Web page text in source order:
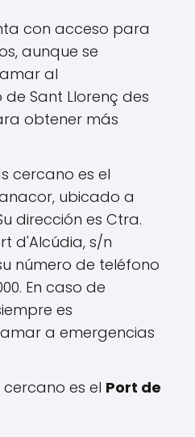
con acceso para
aunque se
al
Sant Llorenç des
obtener más
cercano es el
ubicado a
dirección es Ctra.
d'Alcúdia, s/n
número de teléfono
En caso de
es
a emergencias
es el Port de